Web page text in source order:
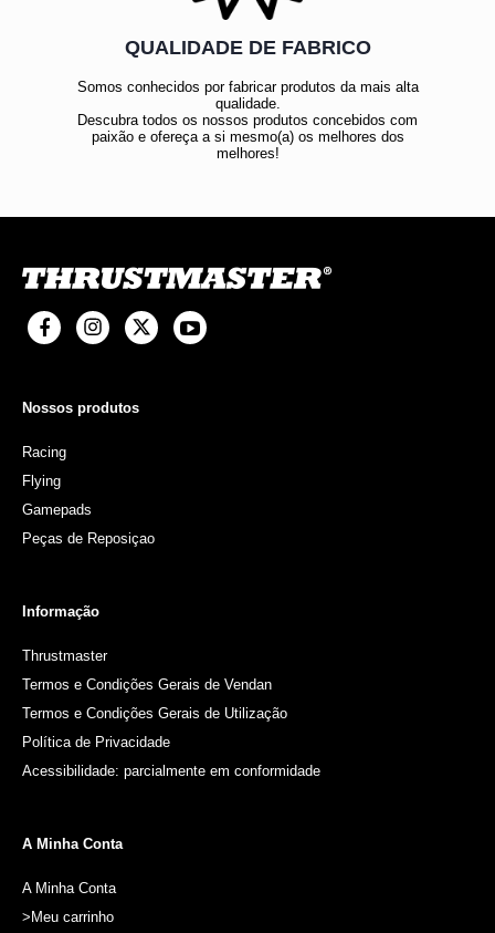
QUALIDADE DE FABRICO
Somos conhecidos por fabricar produtos da mais alta
qualidade.
Descubra todos os nossos produtos concebidos com
paixão e ofereça a si mesmo(a) os melhores dos
melhores!
Nossos produtos
Racing
Flying
Gamepads
Peças de Reposiçao
Informação
Thrustmaster
Termos e Condições Gerais de Vendan
Termos e Condições Gerais de Utilização
Política de Privacidade
Acessibilidade: parcialmente em conformidade
A Minha Conta
A Minha Conta
>Meu carrinho